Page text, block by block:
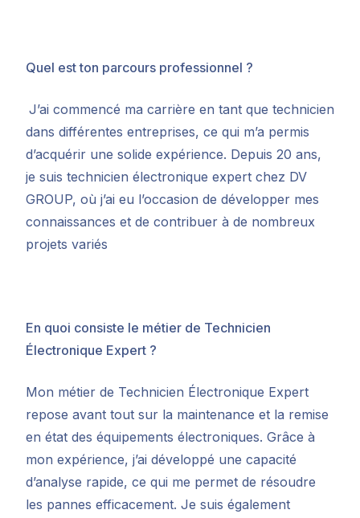
Quel est ton parcours professionnel ?
J’ai commencé ma carrière en tant que technicien
dans différentes entreprises, ce qui m’a permis
d’acquérir une solide expérience. Depuis 20 ans,
je suis technicien électronique expert chez DV
GROUP, où j’ai eu l’occasion de développer mes
connaissances et de contribuer à de nombreux
projets variés
En quoi consiste le métier de Technicien
Électronique Expert ?
Mon métier de Technicien Électronique Expert
repose avant tout sur la maintenance et la remise
en état des équipements électroniques. Grâce à
mon expérience, j’ai développé une capacité
d’analyse rapide, ce qui me permet de résoudre
les pannes efficacement. Je suis également